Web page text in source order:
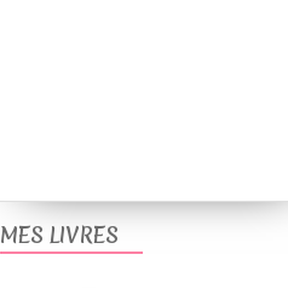
MES LIVRES